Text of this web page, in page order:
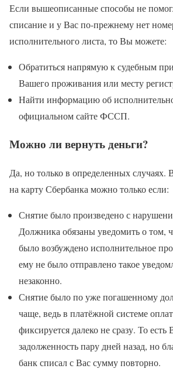
Если вышеописанные способы не
списание и у Вас по-прежнему нет
исполнительного листа, то Вы можете:
Обратиться напрямую к судебным
Вашего проживания или месту
Найти информацию об
официальном сайте ФССП.
Можно ли вернуть деньги?
Да, но только в определенных случаях.
на карту Сбербанка можно только если:
Снятие было произведено с
Должника обязаны уведомить о том,
было возбуждено исполнительное
ему не было отправлено такое
незаконно.
Снятие было по уже погашенному
чаще, ведь в платёжной системе
фиксируется далеко не сразу. То
задолженность пару дней назад, но
банк списал с Вас сумму повторно.